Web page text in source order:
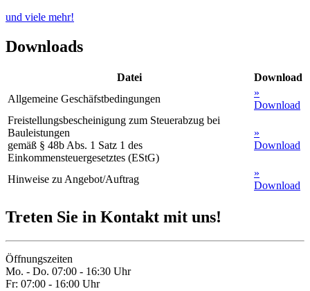
und viele mehr!
Downloads
Datei
Download
Allgemeine Geschäfstbedingungen
»
Download
Freistellungsbescheinigung zum Steuerabzug bei
Bauleistungen
gemäß § 48b Abs. 1 Satz 1 des
Einkommensteuergesetztes (EStG)
»
Download
Hinweise zu Angebot/Auftrag
»
Download
Treten Sie in Kontakt mit uns!
Öffnungszeiten
Mo. - Do. 07:00 - 16:30 Uhr
Fr: 07:00 - 16:00 Uhr